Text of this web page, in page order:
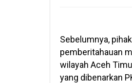
Sebelumnya,
pemberitahauan
wilayah Aceh
yang dibenarkan